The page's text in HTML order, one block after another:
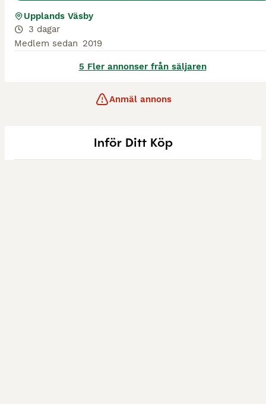
Upplands Väsby
3 dagar
Medlem sedan 2019
5 Fler annonser från säljaren
Anmäl annons
Inför Ditt Köp